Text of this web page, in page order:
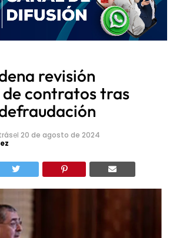
revisión
contratos tras
el 20 de agosto de 2024